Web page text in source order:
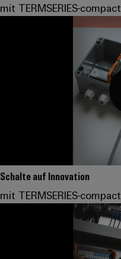
mit TERMSERIES-compact
Schalte auf Innovation
mit TERMSERIES-compact